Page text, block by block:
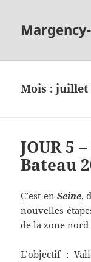
Mois :juillet
JOUR 5
Bateau
C’est en Seine,
nouvelles
de la zone
L’objectif :